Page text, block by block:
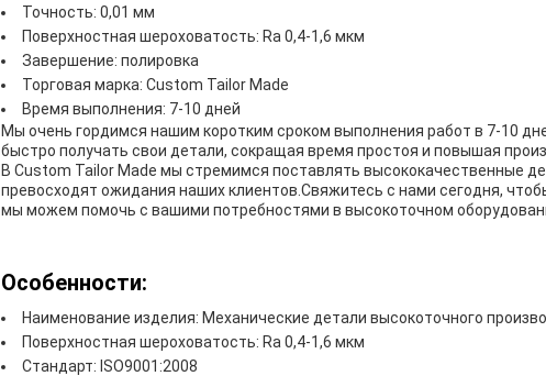
Точность: 0,01 мм
Поверхностная шероховатость: Ra 0,4-1,6 мкм
Завершение: полировка
Торговая марка: Custom Tailor Made
Время выполнения: 7-10 дней
Мы очень гордимся нашим коротким сроком выполнения работ в 7-10
быстро получать свои детали, сокращая время простоя и повышая
В Custom Tailor Made мы стремимся поставлять высококачественные
превосходят ожидания наших клиентов.Свяжитесь с нами сегодня,
мы можем помочь с вашими потребностями в высокоточном
Особенности:
Наименование изделия: Механические детали высокоточного
Поверхностная шероховатость: Ra 0,4-1,6 мкм
Стандарт: ISO9001:2008